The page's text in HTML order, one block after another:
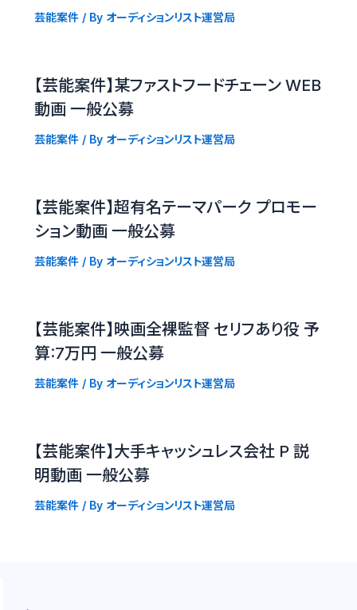
芸能案件/ By オーディションリスト運営局
【芸能案件】某ファストフードチェーン WEB
動画 一般公募
芸能案件/ By オーディションリスト運営局
【芸能案件】超有名テーマパーク プロモー
ション動画 一般公募
芸能案件/ By オーディションリスト運営局
【芸能案件】映画全裸監督 セリフあり役 予
算:7万円 一般公募
芸能案件/ By オーディションリスト運営局
【芸能案件】大手キャッシュレス会社 P 説
明動画 一般公募
芸能案件/ By オーディションリスト運営局